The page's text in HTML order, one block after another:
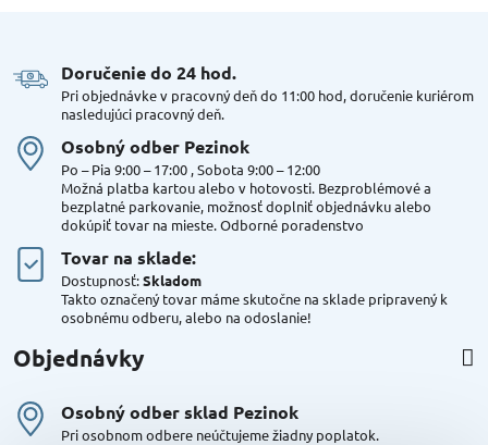
Doručenie do 24 hod​.
Pri objednávke v pracovný deň do 11:00 hod, doručenie kuriérom
nasledujúci pracovný deň.
Osobný odber Pezinok
Po – Pia 9:00 – 17:00 , Sobota 9:00 – 12:00
Možná platba kartou alebo v hotovosti. Bezproblémové a
bezplatné parkovanie, možnosť doplniť objednávku alebo
dokúpiť tovar na mieste. Odborné poradenstvo
Tovar na sklade:
Dostupnosť:Skladom
Takto označený tovar máme skutočne na sklade pripravený k
osobnému odberu, alebo na odoslanie!
Objednávky
Osobný odber sklad Pezinok
Pri osobnom odbere neúčtujeme žiadny poplatok.